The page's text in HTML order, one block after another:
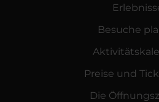
Besuche
Preise und
Die